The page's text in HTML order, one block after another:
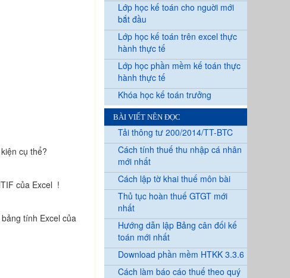
cụ thể?
của Excel !
tính Excel của
Lớp học kế toán cho nguời mới
bắt đầu
Lớp học kế toán trên excel thực
hành thực tế
Lớp học phần mềm kế toán thực
hành thực tế
Khóa học kế toán trưởng
BÀI VIẾT NÊN ĐỌC
Tải thông tư 200/2014/TT-BTC
Cách tính thuế thu nhập cá nhân
mới nhất
Cách lập tờ khai thuế môn bài
Thủ tục hoàn thuế GTGT mới
nhất
Hướng dẫn lập Bảng cân đối kế
toán mới nhất
Download phần mềm HTKK 3.3.6
Cách làm báo cáo thuế theo quý